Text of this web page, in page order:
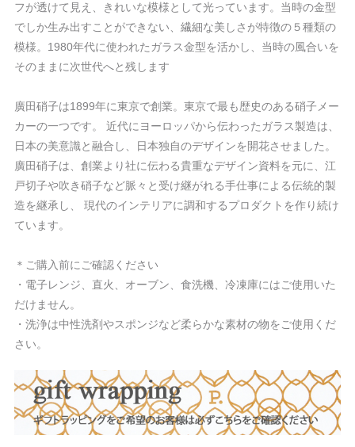
フが透けて見え、きれいな模様として光っています。当時の金型
でしか生み出すことができない、繊細な美しさが特徴の５種類の
模様。1980年代に使われたガラス金型を活かし、当時の風合いを
そのままに次世代へと残します
廣田硝子は1899年に東京で創業。東京で最も歴史のある硝子メー
カーの一つです。 近代にヨーロッパから伝わったガラス製造は、
日本の美意識と融合し、日本独自のデザインを開花させました。
廣田硝子は、創業より社に伝わる貴重なデザイン資料を元に、江
戸切子や吹き硝子など脈々と受け継がれる手仕事による伝統的製
造を継承し、 現代のインテリアに調和するプロダクトを作り続け
ています。
＊ご購入前にご確認ください
・電子レンジ、直火、オーブン、食洗機、冷凍庫にはご使用いた
だけません。
・洗浄は中性洗剤やスポンジなど柔らかな素材の物をご使用くだ
さい。